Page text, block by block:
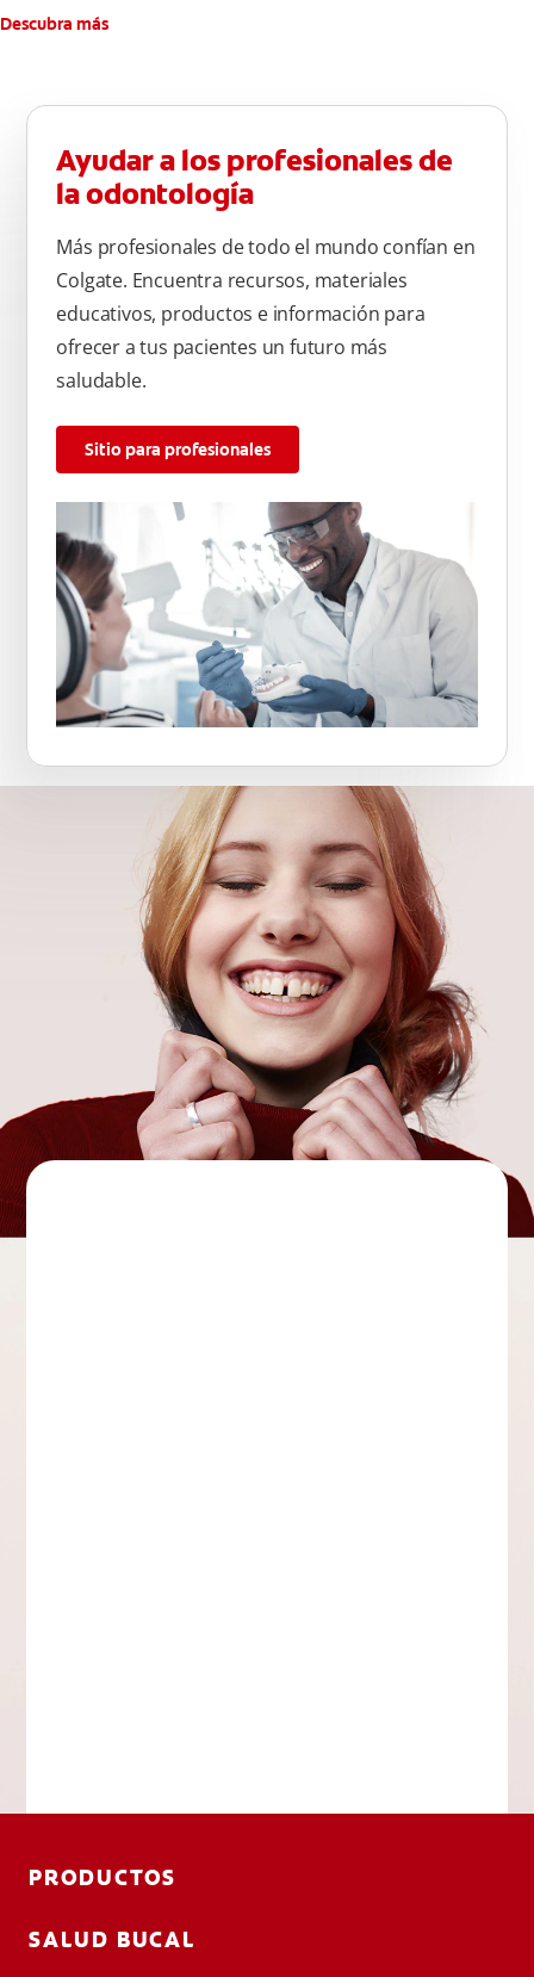
Descubra más
Ayudar a los profesionales de
la odontología
Más profesionales de todo el mundo confían en
Colgate. Encuentra recursos, materiales
educativos, productos e información para
ofrecer a tus pacientes un futuro más
saludable.
Sitio para profesionales
PRODUCTOS
SALUD BUCAL